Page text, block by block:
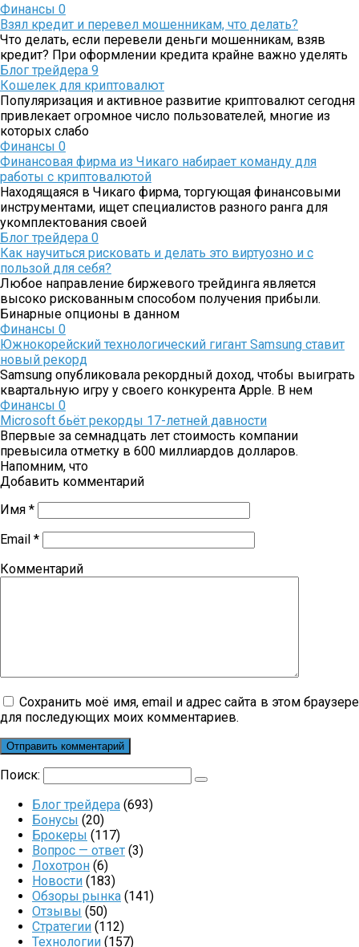
Финансы 0
Взял кредит и перевел мошенникам, что делать?
Что делать, если перевели деньги мошенникам, взяв
кредит? При оформлении кредита крайне важно уделять
Блог трейдера 9
Кошелек для криптовалют
Популяризация и активное развитие криптовалют сегодня
привлекает огромное число пользователей, многие из
которых слабо
Финансы 0
Финансовая фирма из Чикаго набирает команду для
работы с криптовалютой
Находящаяся в Чикаго фирма, торгующая финансовыми
инструментами, ищет специалистов разного ранга для
укомплектования своей
Блог трейдера 0
Как научиться рисковать и делать это виртуозно и с
пользой для себя?
Любое направление биржевого трейдинга является
высоко рискованным способом получения прибыли.
Бинарные опционы в данном
Финансы 0
Южнокорейский технологический гигант Samsung ставит
новый рекорд
Samsung опубликовала рекордный доход, чтобы выиграть
квартальную игру у своего конкурента Apple. В нем
Финансы 0
Microsoft бьёт рекорды 17-летней давности
Впервые за семнадцать лет стоимость компании
превысила отметку в 600 миллиардов долларов.
Напомним, что
Добавить комментарий
Имя *
Email *
Комментарий
Сохранить моё имя, email и адрес сайта в этом браузере
для последующих моих комментариев.
Поиск:
Блог трейдера (693)
Бонусы (20)
Брокеры (117)
Вопрос — ответ (3)
Лохотрон (6)
Новости (183)
Обзоры рынка (141)
Отзывы (50)
Стратегии (112)
Технологии (157)